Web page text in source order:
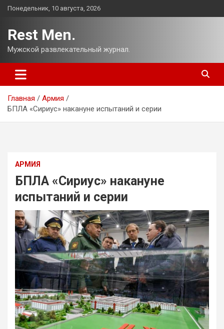
Перейти
Понедельник, 10 августа, 2026
Rest Men.
Мужской развлекательный журнал.
Главная
Армия
БПЛА «Сириус» накануне испытаний и серии
АРМИЯ
БПЛА «Сириус» накануне
испытаний и серии